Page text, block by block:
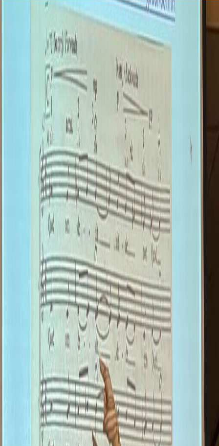
SONČNE URE / SUNDIALS
Zbirka skladb na besedila s sončnih ur / A collection of
compositions with texts from sundials
KAZALO / TABLE OF CONTENTS
Teach or learn (otroški zbor / children's choir)
Brez sonca molčim / Without the Sun I'm silent (otroški
zbor / children's choir)
I'm the sundial (SSAA + soli)
Ne obstajam brez sonca / I do not exist without the Sun
(SSAA/TTBB)
Love's not Time's fool (AAAA/BBBB)
The shadow (SATB div.)
Sine sole nihil sum / Without the Sun I am nothing (SATB
Sic mea vita fugit / So my life flies (dve solistki / two
soloists (+ posoda z vodo in posoda s peskom)/(+ a
container with water and container with sand) and SATB
In je krog / And it is the circle (SSAATTBB)
Naročila (posamezna skladba ali zbirka): / Order (individual
score or collection):
tadejavulc@gmail.com